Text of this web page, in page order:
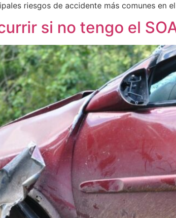
riesgos de accidente más comunes en
si no tengo el